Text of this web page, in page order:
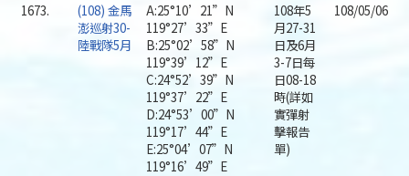
1673.
(108) 金馬
澎巡射30-
陸戰隊5月
A:25°10’21”N
119°27’33”E
B:25°02’58”N
119°39’12”E
C:24°52’39”N
119°37’22”E
D:24°53’00”N
119°17’44”E
E:25°04’07”N
119°16’49”E
108年5
月27-31
日及6月
3-7日每
日08-18
時(詳如
實彈射
擊報告
單)
108/05/06